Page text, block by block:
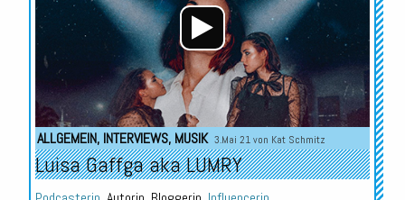
ALLGEMEIN, INTERVIEWS, MUSIK 3.Mai 21 von Kat Schmitz
Luisa Gaffga aka LUMRY